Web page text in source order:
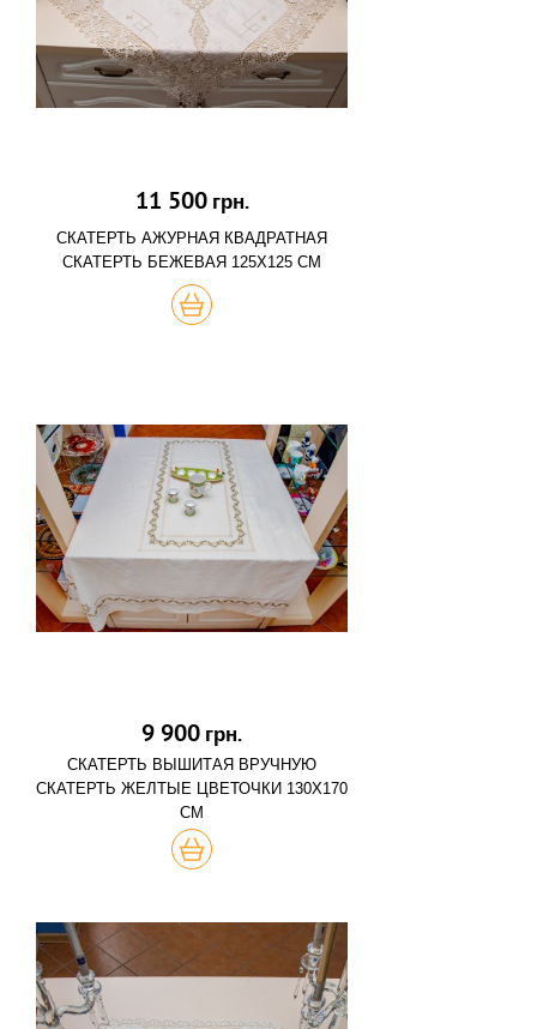
11 500грн.
СКАТЕРТЬ АЖУРНАЯ КВАДРАТНАЯ
СКАТЕРТЬ БЕЖЕВАЯ 125Х125 СМ
КУПИТЬ
9 900 грн.
СКАТЕРТЬ ВЫШИТАЯ ВРУЧНУЮ
СКАТЕРТЬ ЖЕЛТЫЕ ЦВЕТОЧКИ 130Х170
СМ
КУПИТЬ